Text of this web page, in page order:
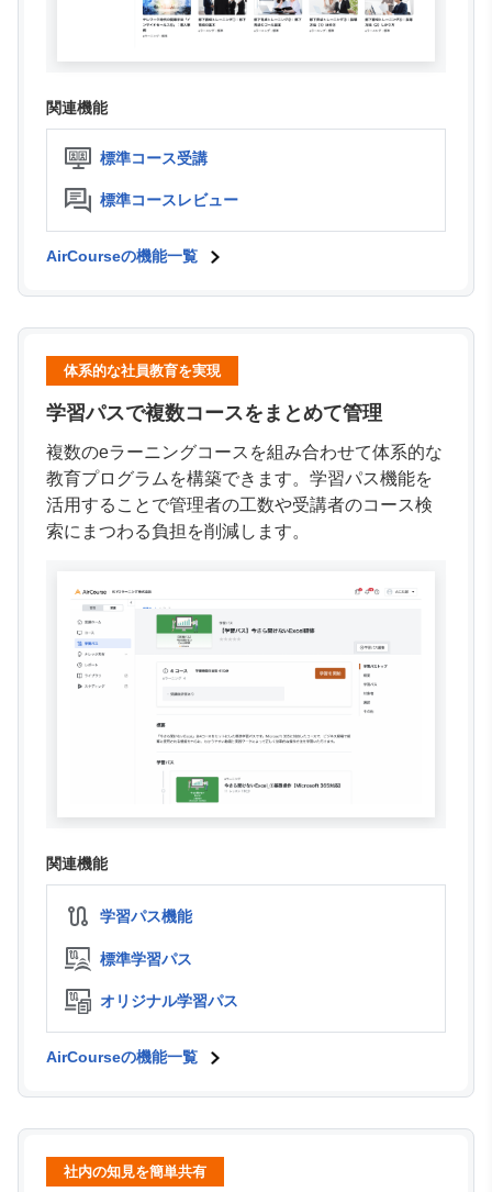
関連機能
標準コース受講
標準コースレビュー
AirCourseの機能一覧
体系的な社員教育を実現
学習パスで複数コースをまとめて管理
複数のeラーニングコースを組み合わせて体系的な
教育プログラムを構築できます。学習パス機能を
活用することで管理者の工数や受講者のコース検
索にまつわる負担を削減します。
関連機能
学習パス機能
標準学習パス
オリジナル学習パス
AirCourseの機能一覧
社内の知見を簡単共有